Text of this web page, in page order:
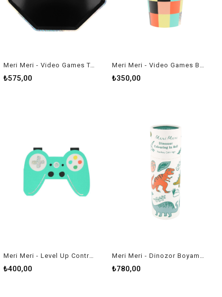
Meri Meri - Video Games Tabak - L - 8 Adet
₺575,00
Meri Meri - Video Games Bardaklar - 8 Adet
₺350,00
₺400,00 ₺780,00